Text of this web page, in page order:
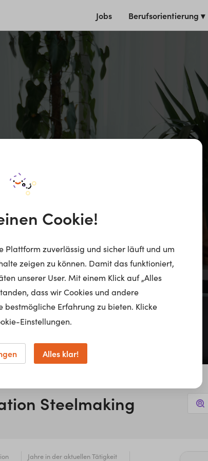
Jobs Berufsorientierung ▾
Steelmaking
Jahre in der aktuellen Tätigkeit
Cookie!
Plattform zuverlässig und sicher läuft und um
zeigen zu können. Damit das funktioniert,
unserer User. Mit einem Klick auf „Alles
dass wir Cookies und andere
bestmögliche Erfahrung zu bieten. Klicke
Einstellungen.
Alles klar!